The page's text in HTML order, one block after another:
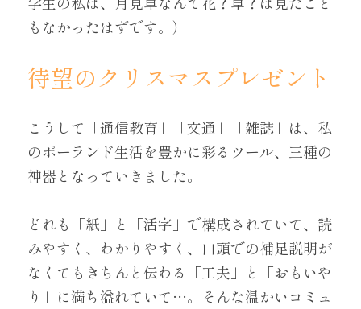
もなかったはずです。）
待望のクリスマスプレゼント
こうして「通信教育」「文通」「雑誌」は、私
のポーランド生活を豊かに彩るツール、三種の
神器となっていきました。
どれも「紙」と「活字」で構成されていて、読
みやすく、わかりやすく、口頭での補足説明が
なくてもきちんと伝わる「工夫」と「おもいや
り」に満ち溢れていて…。そんな温かいコミュ